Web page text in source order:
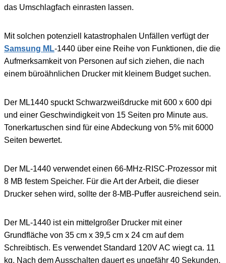
das Umschlagfach einrasten lassen.
Mit solchen potenziell katastrophalen Unfällen verfügt der
Samsung ML-1440 über eine Reihe von Funktionen, die die
Aufmerksamkeit von Personen auf sich ziehen, die nach
einem büroähnlichen Drucker mit kleinem Budget suchen.
Der ML1440 spuckt Schwarzweißdrucke mit 600 x 600 dpi
und einer Geschwindigkeit von 15 Seiten pro Minute aus.
Tonerkartuschen sind für eine Abdeckung von 5% mit 6000
Seiten bewertet.
Der ML-1440 verwendet einen 66-MHz-RISC-Prozessor mit
8 MB festem Speicher. Für die Art der Arbeit, die dieser
Drucker sehen wird, sollte der 8-MB-Puffer ausreichend sein.
Der ML-1440 ist ein mittelgroßer Drucker mit einer
Grundfläche von 35 cm x 39,5 cm x 24 cm auf dem
Schreibtisch. Es verwendet Standard 120V AC wiegt ca. 11
kg. Nach dem Ausschalten dauert es ungefähr 40 Sekunden,